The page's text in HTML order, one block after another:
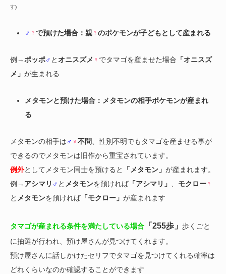
す)
♂ ♀で預けた場合：親♀のポケモンが子どもとして産まれる
例→ ポッポ♂ とオニスズメ ♀ でタマゴを産ませた場合 「オニスズ
メ」 が生まれる
メタモンと預けた場合：メタモンの相手ポケモンが産まれ
る
メタモンの相手は♂ ♀不問、性別不明でもタマゴを産ませる事が
できるのでメタモンは旧作から重宝されています。
例外としてメタモン同士を預けると 「メタモン」 が産まれます。
例→ アシマリ ♂ と メタモンを預ければ 「アシマリ」 、 モクロー♀
と メタモンを預ければ 「モクロー」 が産まれます
タマゴが産まれる条件を満たしている場合 「255歩」 歩くごと
に抽選が行われ、預け屋さんが見つけてくれます。
預け屋さんに話しかけたセリフでタマゴを見つけてくれる確率は
どれくらいなのか確認することができます